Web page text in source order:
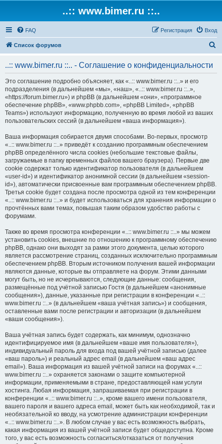
..:: www.bimer.ru ::..
FAQ Вход
Регистрация
Список форумов
..:: www.bimer.ru ::.. - Соглашение о конфиденциальности
Это соглашение подробно объясняет, как «..:: www.bimer.ru ::..» и его
подразделения (в дальнейшем «мы», «наш», «..:: www.bimer.ru ::..»,
«https://forum.bimer.ru») и phpBB (в дальнейшем «они», «программное
обеспечение phpBB», «www.phpbb.com», «phpBB Limited», «phpBB
Teams») используют информацию, полученную во время любой из ваших
пользовательских сессий (в дальнейшем «ваша информация»).
Ваша информация собирается двумя способами. Во-первых, просмотр
«..:: www.bimer.ru ::..» приведёт к созданию программным обеспечением
phpBB определённого числа cookies (небольшие текстовые файлы,
загружаемые в папку временных файлов вашего браузера). Первые две
cookie содержат только идентификатор пользователя (в дальнейшем
«user-id») и идентификатор анонимной сессии (в дальнейшем «session-
id»), автоматически присвоенные вам программным обеспечением phpBB.
Третья cookie будет создана после просмотра одной из тем конференции
«..:: www.bimer.ru ::..» и будет использоваться для хранения информации о
прочтённых вами темах, повышая таким образом удобство работы с
форумами.
Также во время просмотра конференции «..:: www.bimer.ru ::..» мы можем
установить cookies, внешние по отношению к программному обеспечению
phpBB, однако они выходят за рамки этого документа, целью которого
является рассмотрение страниц, созданных исключительно программным
обеспечением phpBB. Вторым источником получения вашей информации
являются данные, которые вы отправляете на форум. Этими данными
могут быть, но не исчерпываются, следующие данные: сообщения,
размещённые под учётной записью Гостя (в дальнейшем «анонимные
сообщения»), данные, указанные при регистрации в конференции «..::
www.bimer.ru ::..» (в дальнейшем «ваша учётная запись») и сообщения,
оставленные вами после регистрации и авторизации (в дальнейшем
«ваши сообщения»).
Ваша учётная запись будет содержать, как минимум, однозначно
идентифицируемое имя (в дальнейшем «ваше имя пользователя»),
индивидуальный пароль для входа под вашей учётной записью (далее
«ваш пароль») и реальный адрес email (в дальнейшем «ваш адрес
email»). Ваша информация из вашей учётной записи на форумах «..::
www.bimer.ru ::..» охраняется законами о защите компьютерной
информации, применяемыми в стране, предоставляющей нам услуги
хостинга. Любая информация, запрашиваемая при регистрации в
конференции «..:: www.bimer.ru ::..», кроме вашего имени пользователя,
вашего пароля и вашего адреса email, может быть как необходимой, так и
необязательной ко вводу, на усмотрение администрации конференции
«..:: www.bimer.ru ::..». В любом случае у вас есть возможность выбрать,
какая информация из вашей учётной записи будет общедоступна. Кроме
того, у вас есть возможность согласиться/отказаться от получения